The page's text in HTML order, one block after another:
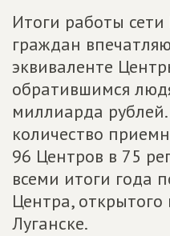
Итоги работы
граждан
эквиваленте
обратившимся
миллиарда
количество
96 Центров в 75
всеми итоги года
Центра, открытого
Луганске.